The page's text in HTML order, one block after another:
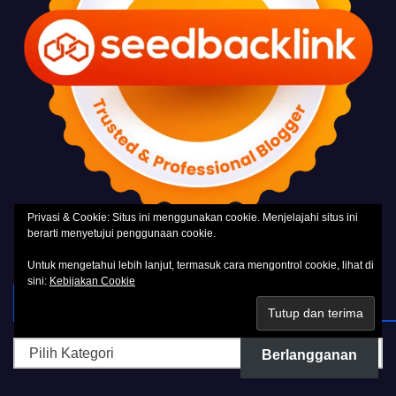
Privasi & Cookie: Situs ini menggunakan cookie. Menjelajahi situs ini
berarti menyetujui penggunaan cookie.
Untuk mengetahui lebih lanjut, termasuk cara mengontrol cookie, lihat di
sini: Kebijakan Cookie
Kategori Berlangganan